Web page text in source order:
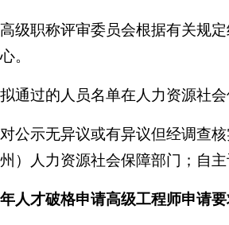
高级职称评审委员会根据有关规
。
拟通过的人员名单在人力资源社
对公示无异议或有异议但经调查
）人力资源社会保障部门；自
人才破格申请高级工程师申请